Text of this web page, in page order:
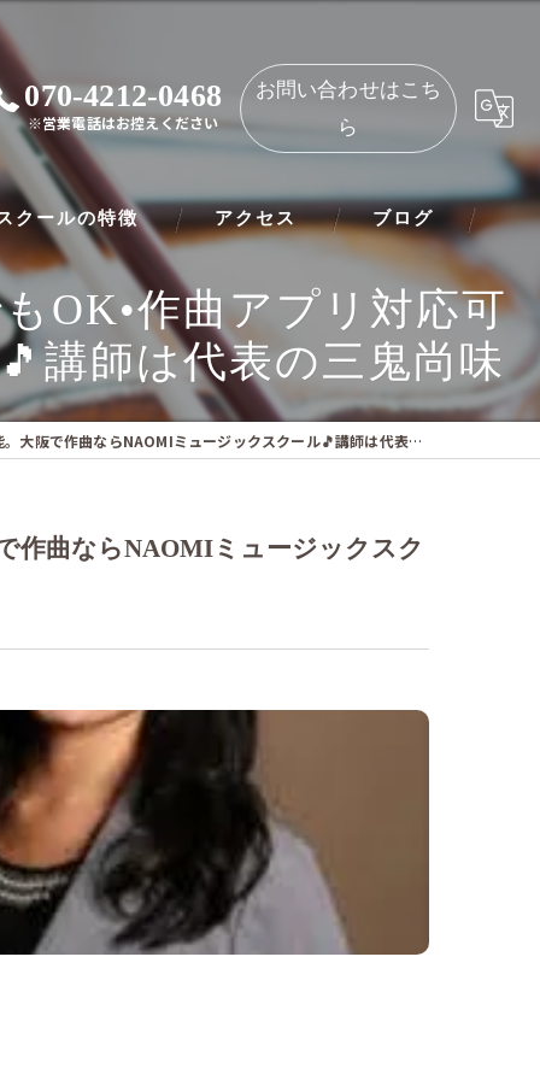
070-4212-0468
※営業電話はお控えください
お問い合わせはこち
ら
クールの特徴
ト
ネット
アクセス
NAOMIミュージックスクール 都島教室
NAOMIミュージックスクール 守口教室
ブログ
OK•作曲アプリ対応可
講師は代表の三鬼尚味
で作曲ならNAOMIミュージックスクール🎵講師は代表の三鬼尚味
作曲ならNAOMIミュージックスク